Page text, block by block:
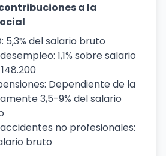
a la
5,3% del salario bruto
1,1% sobre salario
Dependiente de la
3,5-9% del salario
no profesionales:
bruto